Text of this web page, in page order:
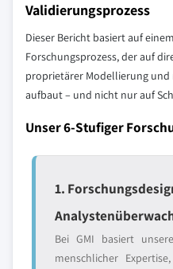
Validierungsprozess
Dieser Bericht basiert auf
Forschungsprozess, der auf
proprietärer Modellierung
aufbaut – und nicht nur auf
Unser 6-Stufiger
1.
Bei GMI basiert
menschlicher